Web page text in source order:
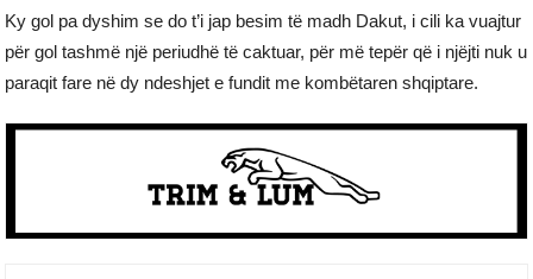
Ky gol pa dyshim se do t’i jap besim të madh Dakut, i cili ka vuajtur
për gol tashmë një periudhë të caktuar, për më tepër që i njëjti nuk u
paraqit fare në dy ndeshjet e fundit me kombëtaren shqiptare.